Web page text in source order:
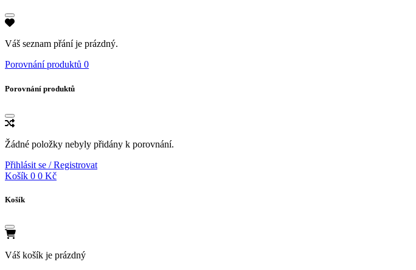
Váš seznam přání je prázdný.
Porovnání produktů 0
Porovnání produktů
Žádné položky nebyly přidány k porovnání.
Přihlásit se / Registrovat
Košík 0 0 Kč
Košík
Váš košík je prázdný